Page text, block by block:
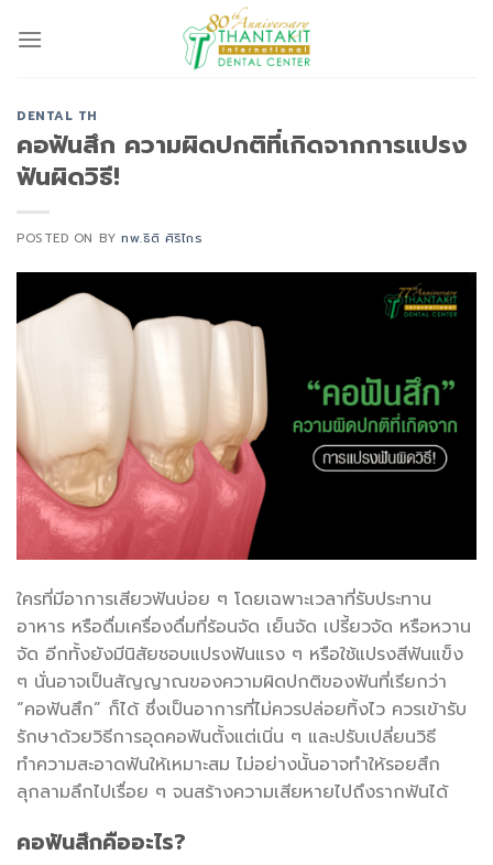
DENTAL TH
คอฟันสึก ความผิดปกติที่เกิดจากการแปรง
ฟันผิดวิธี!
POSTED ON BYทพ.ธิติ ศิริไกร
ใครที่มีอาการเสียวฟันบ่อย ๆ โดยเฉพาะเวลาที่รับประทาน
อาหาร หรือดื่มเครื่องดื่มที่ร้อนจัด เย็นจัด เปรี้ยวจัด หรือหวาน
จัด อีกทั้งยังมีนิสัยชอบแปรงฟันแรง ๆ หรือใช้แปรงสีฟันแข็ง
ๆ นั่นอาจเป็นสัญญาณของความผิดปกติของฟันที่เรียกว่า
“คอฟันสึก” ก็ได้ ซึ่งเป็นอาการที่ไม่ควรปล่อยทิ้งไว ควรเข้ารับ
รักษาด้วยวิธีการอุดคอฟันตั้งแต่เนิ่น ๆ และปรับเปลี่ยนวิธี
ทำความสะอาดฟันให้เหมาะสม ไม่อย่างนั้นอาจทำให้รอยสึก
ลุกลามลึกไปเรื่อย ๆ จนสร้างความเสียหายไปถึงรากฟันได้
คอฟันสึกคืออะไร?